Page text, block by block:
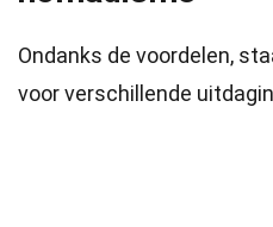
Ondanks de voordelen,
voor verschillende